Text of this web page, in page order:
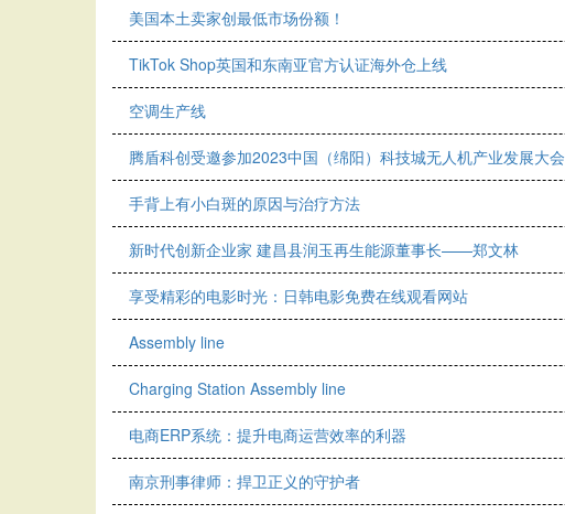
美国本土卖家创最低市场份额！
TikTok Shop英国和东南亚官方认证海外仓上线
空调生产线
腾盾科创受邀参加2023中国（绵阳）科技城无人机产业发展大会
手背上有小白斑的原因与治疗方法
新时代创新企业家 建昌县润玉再生能源董事长——郑文林
享受精彩的电影时光：日韩电影免费在线观看网站
Assembly line
Charging Station Assembly line
电商ERP系统：提升电商运营效率的利器
南京刑事律师：捍卫正义的守护者